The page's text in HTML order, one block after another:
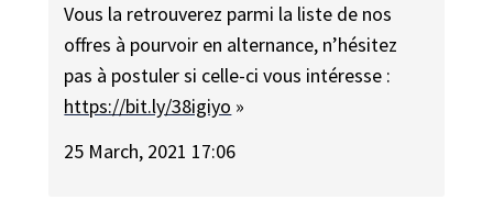
Vous la retrouverez parmi la liste de nos
offres à pourvoir en alternance, n’hésitez
pas à postuler si celle-ci vous intéresse :
https://bit.ly/38igiyo »
25 March, 2021 17:06